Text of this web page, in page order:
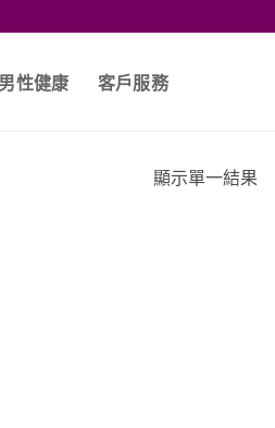
男性健康 客戶服務
顯示單一結果